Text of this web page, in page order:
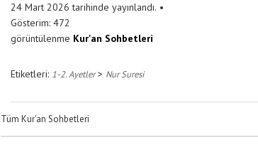
24 Mart 2026 tarihinde yayınlandı.
Gösterim: 472
görüntülenme Kur'an Sohbetleri
Etiketleri: 1-2. Ayetler> Nur Suresi
Tüm Kur'an Sohbetleri